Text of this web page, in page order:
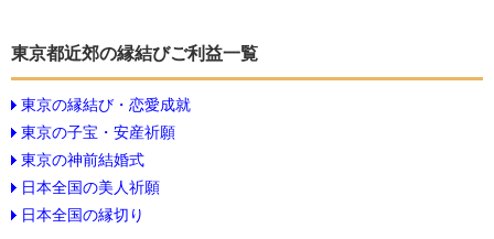
東京都近郊の縁結びご利益一覧
東京の縁結び・恋愛成就
東京の子宝・安産祈願
東京の神前結婚式
日本全国の美人祈願
日本全国の縁切り